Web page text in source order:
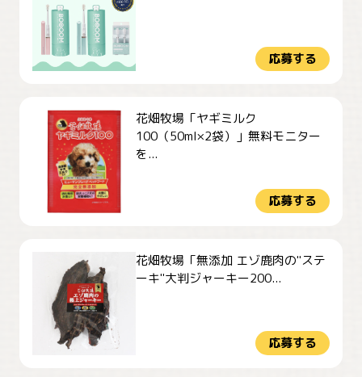
応募する
花畑牧場「ヤギミルク
100（50ml×2袋）」無料モニター
を...
応募する
花畑牧場「無添加 エゾ鹿肉の"ステ
ーキ"大判ジャーキー200...
応募する